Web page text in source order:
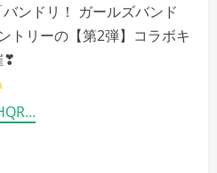
バンドリ！ ガールズバンド
トリーの【第2弾】コラボキ
❣